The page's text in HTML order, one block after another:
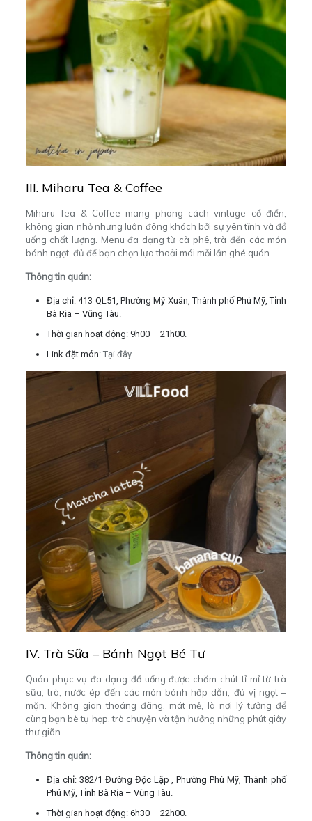
III. Miharu Tea & Coffee
Miharu Tea & Coffee mang phong cách vintage cổ điển,
không gian nhỏ nhưng luôn đông khách bởi sự yên tĩnh và đồ
uống chất lượng. Menu đa dạng từ cà phê, trà đến các món
bánh ngọt, đủ để bạn chọn lựa thoải mái mỗi lần ghé quán.
Thông tin quán:
Địa chỉ:413 QL51, Phường Mỹ Xuân, Thành phố Phú Mỹ, Tỉnh
Bà Rịa – Vũng Tàu.
Thời gian hoạt động: 9h00 – 21h00.
Link đặt món: Tại đây.
IV. Trà Sữa – Bánh Ngọt Bé Tư
Quán phục vụ đa dạng đồ uống được chăm chút tỉ mỉ từ trà
sữa, trà, nước ép đến các món bánh hấp dẫn, đủ vị ngọt –
mặn. Không gian thoáng đãng, mát mẻ, là nơi lý tưởng để
cùng bạn bè tụ họp, trò chuyện và tận hưởng những phút giây
thư giãn.
Thông tin quán:
Địa chỉ:382/1 Đường Độc Lập , Phường Phú Mỹ, Thành phố
Phú Mỹ, Tỉnh Bà Rịa – Vũng Tàu.
Thời gian hoạt động: 6h30 – 22h00.